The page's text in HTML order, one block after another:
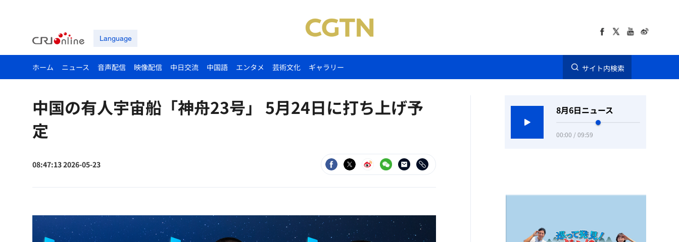
Language
ホーム ニュース 音声配信 映像配信 中日交流 中国語 エンタメ 芸術文化 ギャラリー サイト内検索
中国の有人宇宙船「神舟23号」 5月24日に打ち上げ予
定
08:47:13 2026-05-23
8月6日ニュース
00:00 / 09:59